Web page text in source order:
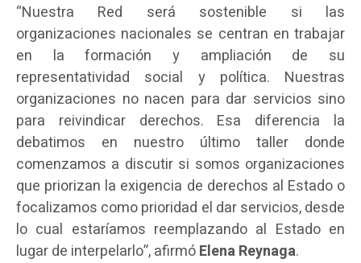
“Nuestra Red será sostenible si las
organizaciones nacionales se centran en trabajar
en la formación y ampliación de su
representatividad social y política. Nuestras
organizaciones no nacen para dar servicios sino
para reivindicar derechos. Esa diferencia la
debatimos en nuestro último taller donde
comenzamos a discutir si somos organizaciones
que priorizan la exigencia de derechos al Estado o
focalizamos como prioridad el dar servicios, desde
lo cual estaríamos reemplazando al Estado en
lugar de interpelarlo”, afirmóElena Reynaga.